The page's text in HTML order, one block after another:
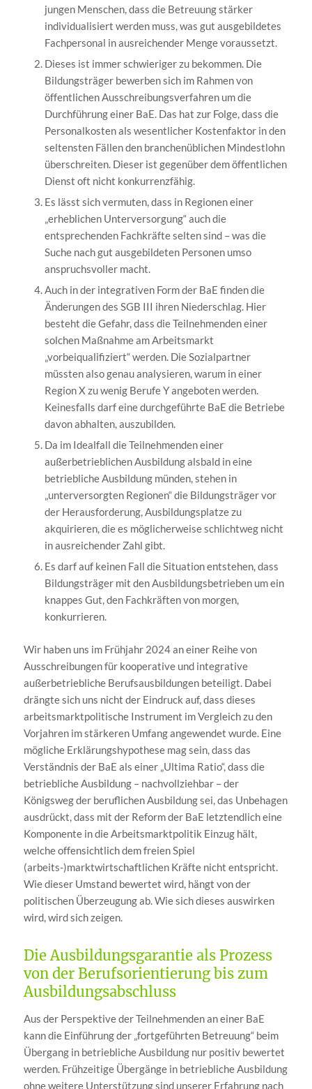
jungen Menschen, dass die Betreuung stärker
individualisiert werden muss, was gut ausgebildetes
Fachpersonal in ausreichender Menge voraussetzt.
Dieses ist immer schwieriger zu bekommen. Die
Bildungsträger bewerben sich im Rahmen von
öffentlichen Ausschreibungsverfahren um die
Durchführung einer BaE. Das hat zur Folge, dass die
Personalkosten als wesentlicher Kostenfaktor in den
seltensten Fällen den branchenüblichen Mindestlohn
überschreiten. Dieser ist gegenüber dem öffentlichen
Dienst oft nicht konkurrenzfähig.
Es lässt sich vermuten, dass in Regionen einer
„erheblichen Unterversorgung“ auch die
entsprechenden Fachkräfte selten sind – was die
Suche nach gut ausgebildeten Personen umso
anspruchsvoller macht.
Auch in der integrativen Form der BaE finden die
Änderungen des SGB III ihren Niederschlag. Hier
besteht die Gefahr, dass die Teilnehmenden einer
solchen Maßnahme am Arbeitsmarkt
„vorbeiqualifiziert“ werden. Die Sozialpartner
müssten also genau analysieren, warum in einer
Region X zu wenig Berufe Y angeboten werden.
Keinesfalls darf eine durchgeführte BaE die Betriebe
davon abhalten, auszubilden.
Da im Idealfall die Teilnehmenden einer
außerbetrieblichen Ausbildung alsbald in eine
betriebliche Ausbildung münden, stehen in
„unterversorgten Regionen“ die Bildungsträger vor
der Herausforderung, Ausbildungsplatze zu
akquirieren, die es möglicherweise schlichtweg nicht
in ausreichender Zahl gibt.
Es darf auf keinen Fall die Situation entstehen, dass
Bildungsträger mit den Ausbildungsbetrieben um ein
knappes Gut, den Fachkräften von morgen,
konkurrieren.
Wir haben uns im Frühjahr 2024 an einer Reihe von
Ausschreibungen für kooperative und integrative
außerbetriebliche Berufsausbildungen beteiligt. Dabei
drängte sich uns nicht der Eindruck auf, dass dieses
arbeitsmarktpolitische Instrument im Vergleich zu den
Vorjahren im stärkeren Umfang angewendet wurde. Eine
mögliche Erklärungshypothese mag sein, dass das
Verständnis der BaE als einer „Ultima Ratio“, dass die
betriebliche Ausbildung – nachvollziehbar – der
Königsweg der beruflichen Ausbildung sei, das Unbehagen
ausdrückt, dass mit der Reform der BaE letztendlich eine
Komponente in die Arbeitsmarktpolitik Einzug hält,
welche offensichtlich dem freien Spiel
(arbeits-)marktwirtschaftlichen Kräfte nicht entspricht.
Wie dieser Umstand bewertet wird, hängt von der
politischen Überzeugung ab. Wie sich dieses auswirken
wird, wird sich zeigen.
Die Ausbildungsgarantie als Prozess
von der Berufsorientierung bis zum
Ausbildungsabschluss
Aus der Perspektive der Teilnehmenden an einer BaE
kann die Einführung der „fortgeführten Betreuung“ beim
Übergang in betriebliche Ausbildung nur positiv bewertet
werden. Frühzeitige Übergänge in betriebliche Ausbildung
ohne weitere Unterstützung sind unserer Erfahrung nach